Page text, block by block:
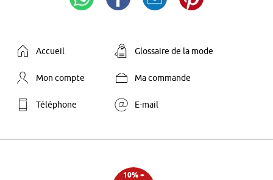
Accueil Glossaire de la mode
Mon compte Ma commande
Téléphone E-mail
10% +